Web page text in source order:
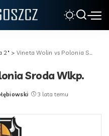
2" > Vineta Wolin vs Polonia Sroda Wlkp.
Sroda Wlkp.
3 lata temu